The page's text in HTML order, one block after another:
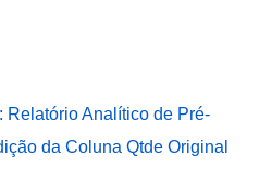
Relatório Analítico de Pré-
da Coluna Qtde Original